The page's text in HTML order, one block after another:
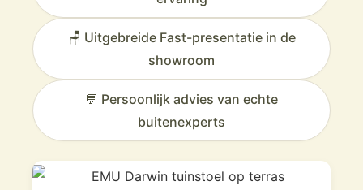
🪑 Uitgebreide Fast-presentatie in de
showroom
💬 Persoonlijk advies van echte
buitenexperts